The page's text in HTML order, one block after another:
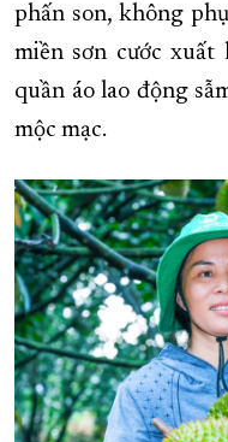
phấn son, không
miền sơn cước
quần áo lao động
mộc mạc.